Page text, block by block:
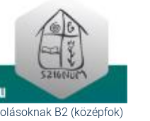
B2 (középfok)